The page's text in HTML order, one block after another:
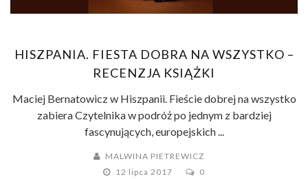
HISZPANIA. FIESTA DOBRA NA WSZYSTKO –
RECENZJA KSIĄŻKI
Maciej Bernatowicz w Hiszpanii. Fieście dobrej na wszystko
zabiera Czytelnika w podróż po jednym z bardziej
fascynujących, europejskich ...
MALWINA PIETREWICZ
12 lipca 2017
0